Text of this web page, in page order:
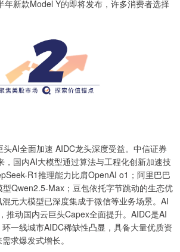
年新款Model Y的即将发布，许多消费者选择
AI全面加速 AIDC龙头深度受益。中信证券
，国内AI大模型通过算法与工程化创新加速技
R1推理能力比肩OpenAI o1；阿里巴巴
Qwen2.5-Max；豆包依托字节跳动的生态优
元大模型已深度集成于微信等业务场景。AI
推动国内云巨头Capex全面提升。AIDC是AI
一线城市AIDC稀缺性凸显，具备大量优质资
求爆发式增长。